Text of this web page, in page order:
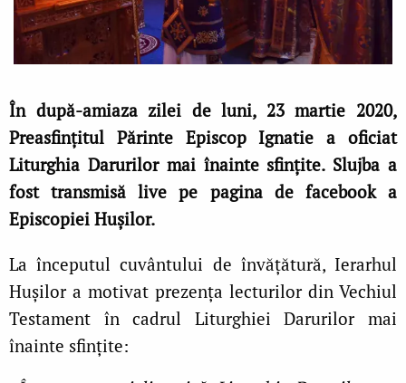
În după-amiaza zilei de luni, 23 martie 2020,
Preasfinţitul Părinte Episcop Ignatie a oficiat
Liturghia Darurilor mai înainte sfinţite. Slujba a
fost transmisă live pe pagina de facebook a
Episcopiei Huşilor.
La începutul cuvântului de învăţătură, Ierarhul
Huşilor a motivat prezenţa lecturilor din Vechiul
Testament în cadrul Liturghiei Darurilor mai
înainte sfinţite: